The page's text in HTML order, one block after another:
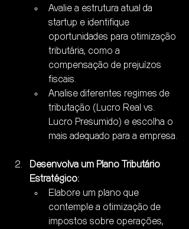
Avalie a estrutura atual da
startup e identifique
oportunidades para otimização
tributária, como a
compensação de prejuízos
fiscais.
Analise diferentes regimes de
tributação (Lucro Real vs.
Lucro Presumido) e escolha o
mais adequado para a empresa.
Desenvolva um Plano Tributário
Estratégico:
Elabore um plano que
contemple a otimização de
impostos sobre operações,